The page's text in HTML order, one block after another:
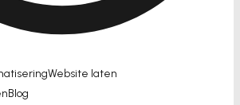
Website laten
Blog